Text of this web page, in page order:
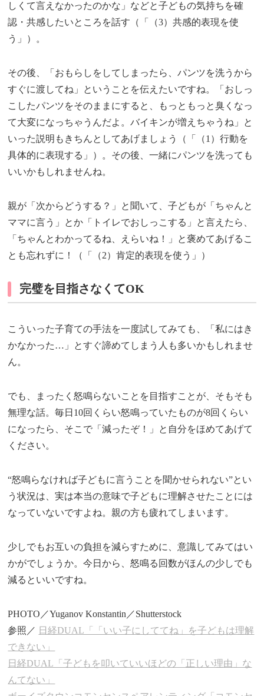
しくて言えなかったのかな」などと子どもの気持ちを確
認・共感したいところを話す（「（3）共感的表現を使
う」）。
その後、「おもらしをしてしまったら、パンツを洗うから
すぐに渡してね」ということを伝えたいですね。「おしっ
こしたパンツをそのままにすると、もっともっと臭くなっ
て大変になっちゃうんだよ。バイキンが増えちゃうね」と
いった説明もきちんとしてあげましょう（「（1）行動を
具体的に表現する」）。その後、一緒にパンツを洗っても
いいかもしれませんね。
親が「次からどうする？」と聞いて、子どもが「ちゃんと
ママに言う」とか「トイレでおしっこする」と言えたら、
「ちゃんとわかってるね、えらいね！」と褒めてあげるこ
とも忘れずに！（「（2）肯定的表現を使う」）
完璧を目指さなくてOK
こういった子育ての手法を一度試してみても、「私にはき
かなかった…」とすぐ諦めてしまう人も多いかもしれませ
ん。
でも、まったく怒鳴らないことを目指すことが、そもそも
無理な話。毎日10回くらい怒鳴っていたものが8回くらい
になったら、そこで「減ったぞ！」と自分をほめてあげて
ください。
“怒鳴らなければ子どもに言うことを聞かせられない”とい
う状況は、実は本当の意味で子どもに理解させたことには
なっていないですよね。親の方も疲れてしまいます。
少しでもお互いの負担を減らすために、意識してみてはい
かがでしょうか。今日から、怒鳴る回数がほんの少しでも
減るといいですね。
PHOTO／Yuganov Konstantin／Shutterstock
参照／ 日経DUAL「「いい子にしててね」を子どもは理解
できない」
日経DUAL「子どもを叩いていいほどの「正しい理由」な
んてない」